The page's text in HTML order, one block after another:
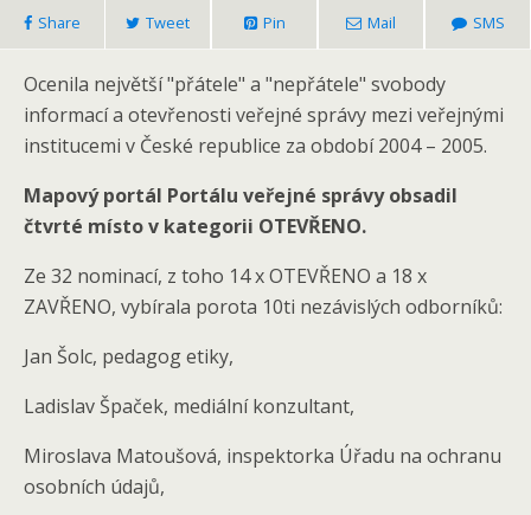
Share Tweet Pin Mail SMS
Ocenila největší "přátele" a "nepřátele" svobody
informací a otevřenosti veřejné správy mezi veřejnými
institucemi v České republice za období 2004 – 2005.
Mapový portál Portálu veřejné správy obsadil
čtvrté místo v kategorii OTEVŘENO.
Ze 32 nominací, z toho 14 x OTEVŘENO a 18 x
ZAVŘENO, vybírala porota 10ti nezávislých odborníků:
Jan Šolc, pedagog etiky,
Ladislav Špaček, mediální konzultant,
Miroslava Matoušová, inspektorka Úřadu na ochranu
osobních údajů,